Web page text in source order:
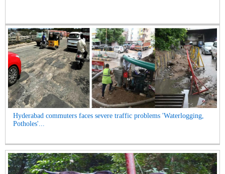
Hyderabad commuters faces severe traffic problems 'Waterlogging,
Potholes'...